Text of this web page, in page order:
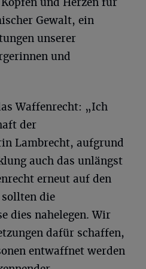
Gewalt, ein
unserer
und
Waffenrecht: „Ich
der
Lambrecht, aufgrund
auch das unlängst
erneut auf den
die
dies nahelegen. Wir
dafür schaffen,
entwaffnet werden